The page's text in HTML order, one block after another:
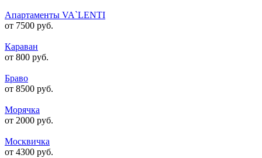
Апартаменты VA`LENTI
от 7500 руб.
Караван
от 800 руб.
Браво
от 8500 руб.
Морячка
от 2000 руб.
Москвичка
от 4300 руб.